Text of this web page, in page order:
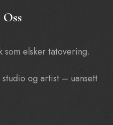
som elsker tatovering.
og artist – uansett